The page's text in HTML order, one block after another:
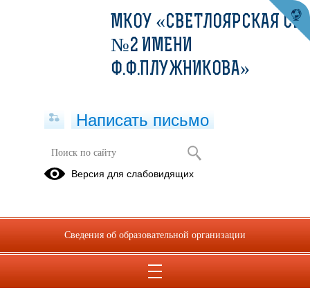
Cтруктурные подразделения
Органы управления
образовательной организации
МКОУ «СВЕТЛОЯРСКАЯ СШ
№2 ИМЕНИ
Ф.Ф.ПЛУЖНИКОВА»
Написать письмо
Версия для слабовидящих
Сведения об образовательной организации